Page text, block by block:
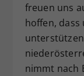
freuen uns
hoffen, dass
nimmt nach